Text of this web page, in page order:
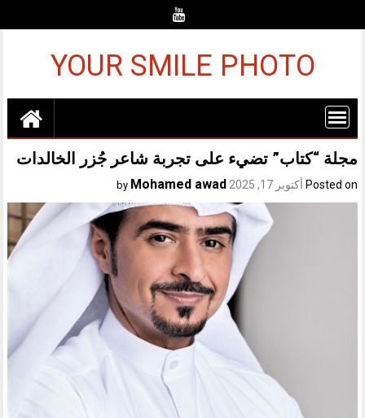
YOUR SMILE PHOTO
مجلة “كتاب” تضيء على تجربة شاعر جُزر الخالدات
Posted on أكتوبر 17, 2025 Mohamed awad